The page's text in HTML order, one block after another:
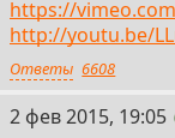
https://
http://youtu.be/
Ответы 6608
65
2 фев 2015, 19:05